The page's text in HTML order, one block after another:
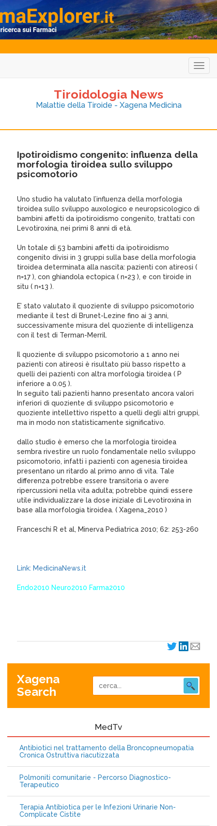
Tiroidologia News
Malattie della Tiroide - Xagena Medicina
Ipotiroidismo congenito: influenza della
morfologia tiroidea sullo sviluppo
psicomotorio
Uno studio ha valutato l’influenza della morfologia
tiroidea sullo sviluppo auxologico e neuropsicologico di
bambini affetti da ipotiroidismo congenito, trattati con
Levotiroxina, nei primi 8 anni di età.
Un totale di 53 bambini affetti da ipotiroidismo
congenito divisi in 3 gruppi sulla base della morfologia
tiroidea determinata alla nascita: pazienti con atireosi (
n=17 ), con ghiandola ectopica ( n=23 ), e con tiroide in
situ ( n=13 ).
E’ stato valutato il quoziente di sviluppo psicomotorio
mediante il test di Brunet-Lezine fino ai 3 anni,
successivamente misura del quoziente di intelligenza
con il test di Terman-Merril.
Il quoziente di sviluppo psicomotorio a 1 anno nei
pazienti con atireosi è risultato più basso rispetto a
quelli dei pazienti con altra morfologia tiroidea ( P
inferiore a 0.05 ).
In seguito tali pazienti hanno presentato ancora valori
inferiori di quoziente di sviluppo psicomotorio e
quoziente intellettivo rispetto a quelli degli altri gruppi,
ma in modo non statisticamente significativo.
dallo studio è emerso che la morfologia tiroidea
sembra rivestire un ruolo fondamentale nello sviluppo
psicomotorio, infatti i pazienti con agenesia tiroidea
presentano un ritardo al primo anno di vita. Tale
differenza potrebbe essere transitoria o avere
ripercussioni nella vita adulta; potrebbe quindi essere
utile individualizzare la dose iniziale di Levotiroxina in
base alla morfologia tiroidea. ( Xagena_2010 )
Franceschi R et al, Minerva Pediatrica 2010; 62: 253-260
Link: MedicinaNews.it
Endo2010 Neuro2010 Farma2010
Xagena
Search
MedTv
Antibiotici nel trattamento della Broncopneumopatia
Cronica Ostruttiva riacutizzata
Polmoniti comunitarie - Percorso Diagnostico-
Terapeutico
Terapia Antibiotica per le Infezioni Urinarie Non-
Complicate Cistite